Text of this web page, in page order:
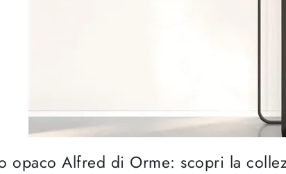
opaco Alfred di Orme: scopri la